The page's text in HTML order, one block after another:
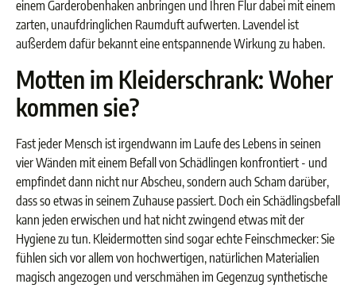
einem Garderobenhaken anbringen und Ihren Flur dabei mit einem
zarten, unaufdringlichen Raumduft aufwerten. Lavendel ist
außerdem dafür bekannt eine entspannende Wirkung zu haben.
Motten im Kleiderschrank: Woher
kommen sie?
Fast jeder Mensch ist irgendwann im Laufe des Lebens in seinen
vier Wänden mit einem Befall von Schädlingen konfrontiert - und
empfindet dann nicht nur Abscheu, sondern auch Scham darüber,
dass so etwas in seinem Zuhause passiert. Doch ein Schädlingsbefall
kann jeden erwischen und hat nicht zwingend etwas mit der
Hygiene zu tun. Kleidermotten sind sogar echte Feinschmecker: Sie
fühlen sich vor allem von hochwertigen, natürlichen Materialien
magisch angezogen und verschmähen im Gegenzug synthetische